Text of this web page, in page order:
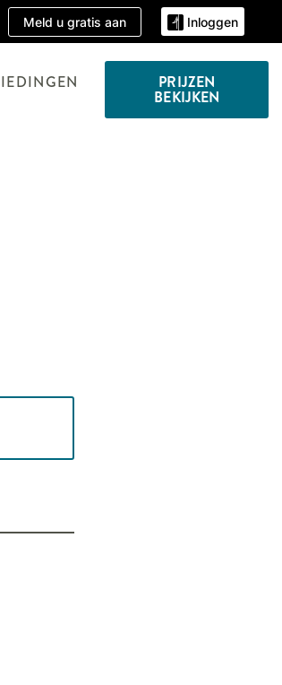
Meld u gratis aan Inloggen
PRIJZEN
BEKIJKEN